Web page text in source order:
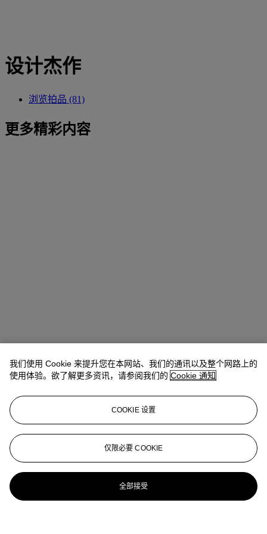
设计杰作
浏览拍品 (81)
更多精彩内容
我们使用 Cookie 来提升您在本网站、我们的通讯以及整个网路上的
使用体验。欲了解更多资讯，请参阅我们的 Cookie 通知
COOKIE 设置
仅限必要 COOKIE
全部接受